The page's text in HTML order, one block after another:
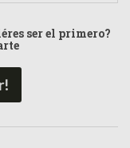
ser el primero?